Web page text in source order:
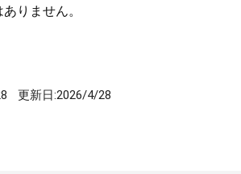
りません。
更新日:2026/4/28